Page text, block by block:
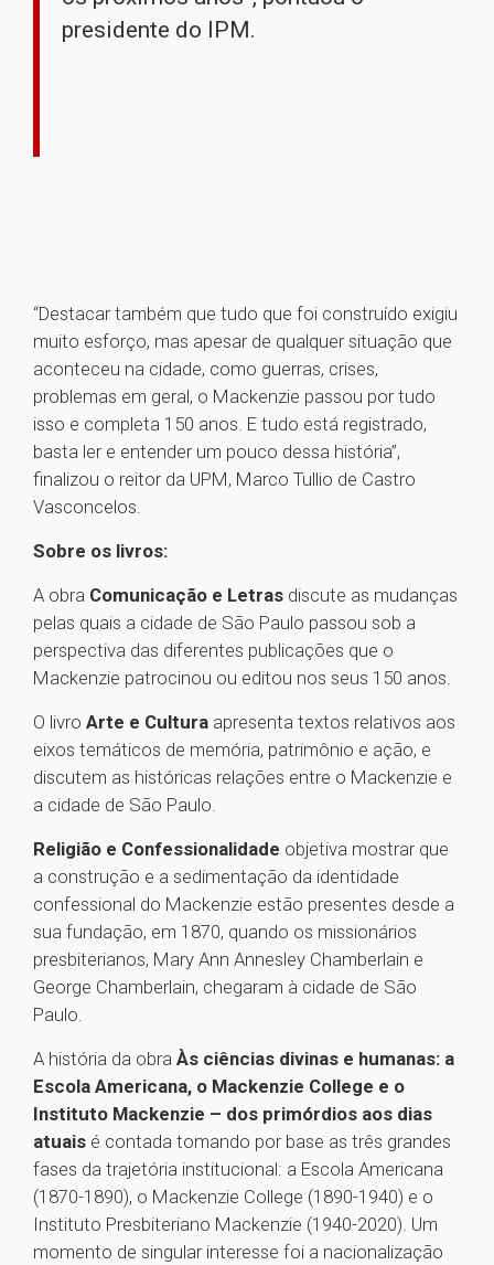
presidente do IPM.
“Destacar também que tudo que foi construído exigiu
muito esforço, mas apesar de qualquer situação que
aconteceu na cidade, como guerras, crises,
problemas em geral, o Mackenzie passou por tudo
isso e completa 150 anos. E tudo está registrado,
basta ler e entender um pouco dessa história”,
finalizou o reitor da UPM, Marco Tullio de Castro
Vasconcelos.
Sobre os livros:
A obra Comunicação e Letras discute as mudanças
pelas quais a cidade de São Paulo passou sob a
perspectiva das diferentes publicações que o
Mackenzie patrocinou ou editou nos seus 150 anos.
O livro Arte e Cultura apresenta textos relativos aos
eixos temáticos de memória, patrimônio e ação, e
discutem as históricas relações entre o Mackenzie e
a cidade de São Paulo.
Religião e Confessionalidade objetiva mostrar que
a construção e a sedimentação da identidade
confessional do Mackenzie estão presentes desde a
sua fundação, em 1870, quando os missionários
presbiterianos, Mary Ann Annesley Chamberlain e
George Chamberlain, chegaram à cidade de São
Paulo.
A história da obra Às ciências divinas e humanas: a
Escola Americana, o Mackenzie College e o
Instituto Mackenzie – dos primórdios aos dias
atuais é contada tomando por base as três grandes
fases da trajetória institucional: a Escola Americana
(1870-1890), o Mackenzie College (1890-1940) e o
Instituto Presbiteriano Mackenzie (1940-2020). Um
momento de singular interesse foi a nacionalização